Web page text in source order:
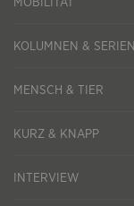
MOBILITÄT
KOLUMNEN & SERIEN
MENSCH & TIER
KURZ & KNAPP
INTERVIEW